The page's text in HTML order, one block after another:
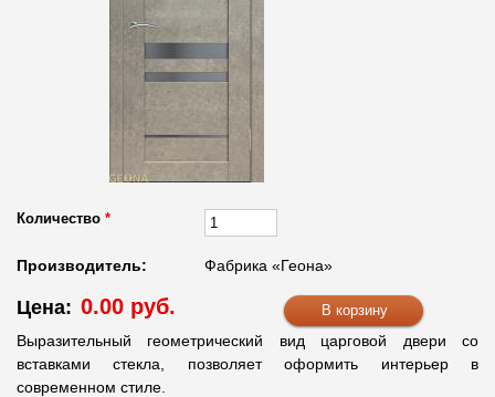
Количество *
Производитель: Фабрика «Геона»
Цена: 0.00 руб.
Выразительный геометрический вид царговой двери со
вставками стекла, позволяет оформить интерьер в
современном стиле.